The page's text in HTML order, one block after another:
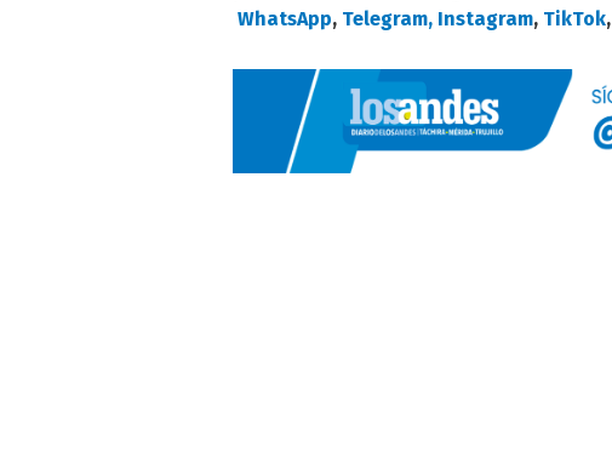
WhatsApp, Telegram, Instagram, TikTok,